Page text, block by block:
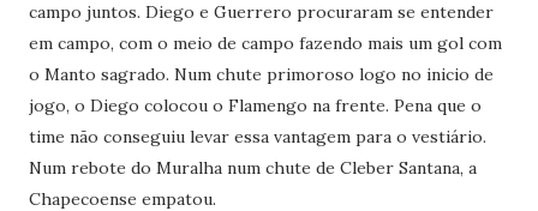
campo juntos. Diego e Guerrero procuraram se entender
em campo, com o meio de campo fazendo mais um gol com
o Manto sagrado. Num chute primoroso logo no inicio de
jogo, o Diego colocou o Flamengo na frente. Pena que o
time não conseguiu levar essa vantagem para o vestiário.
Num rebote do Muralha num chute de Cleber Santana, a
Chapecoense empatou.